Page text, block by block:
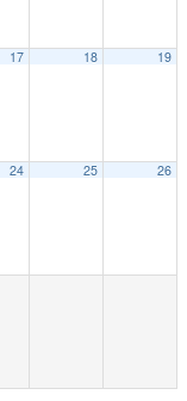
17 18 19
24 25 26